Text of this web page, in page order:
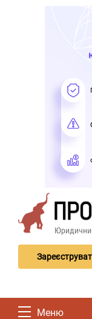
Меню